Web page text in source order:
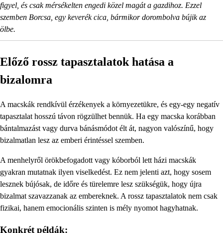
figyel, és csak mérsékelten engedi közel magát a gazdihoz. Ezzel
szemben Borcsa, egy keverék cica, bármikor dorombolva bújik az
ölbe.
Előző rossz tapasztalatok hatása a
bizalomra
A macskák rendkívül érzékenyek a környezetükre, és egy-egy negatív
tapasztalat hosszú távon rögzülhet bennük. Ha egy macska korábban
bántalmazást vagy durva bánásmódot élt át, nagyon valószínű, hogy
bizalmatlan lesz az emberi érintéssel szemben.
A menhelyről örökbefogadott vagy kóborból lett házi macskák
gyakran mutatnak ilyen viselkedést. Ez nem jelenti azt, hogy sosem
lesznek bújósak, de időre és türelemre lesz szükségük, hogy újra
bizalmat szavazzanak az embereknek. A rossz tapasztalatok nem csak
fizikai, hanem emocionális szinten is mély nyomot hagyhatnak.
Konkrét példák: